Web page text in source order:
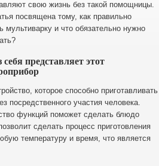
свою жизнь без такой помощницы.
посвящена тому, как правильно
мультиварку и что обязательно нужно
себя представляет этот
которое способно приготавливать
посредственного участия человека.
функций поможет сделать блюдо
сделать процесс приготовления
температуру и время, что является